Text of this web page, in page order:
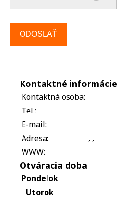
ODOSLAŤ
Kontaktné informácie
Kontaktná osoba:
Tel.:
E-mail:
Adresa:
, ,
WWW:
Otváracia doba
Pondelok
Utorok